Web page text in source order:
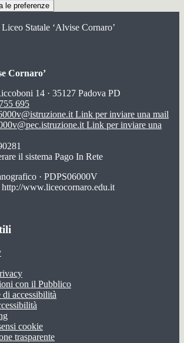
le preferenze
Liceo Statale ‘Alvise Cornaro’
Cornaro’
14 · 35127 Padova PD
695
Link per inviare una mail
Link per inviare una
il sistema Pago In Rete
· PDPS06000V
http://www.liceocornaro.edu.it
con il Pubblico
accessibilità
cookie
trasparente